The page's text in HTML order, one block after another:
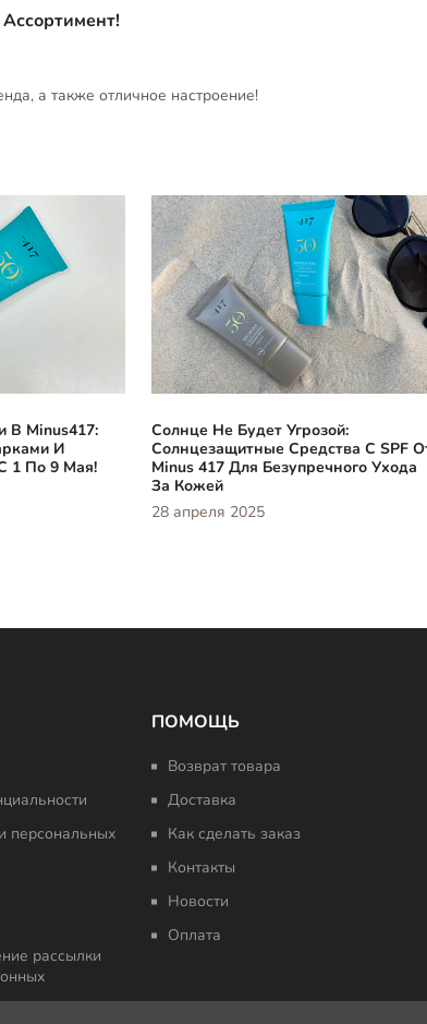
а также отличное настроение!
В Minus417:
И
1 По 9 Мая!
Солнце Не Будет Угрозой:
Солнцезащитные Средства С SPF
Minus 417 Для Безупречного Ухода
За Кожей
28 апреля 2025
персональных
рассылки
ПОМОЩЬ
Возврат товара
Доставка
Как сделать заказ
Контакты
Новости
Оплата